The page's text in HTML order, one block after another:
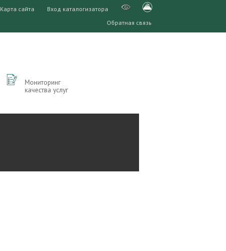
Вход каталогизатора
Карта сайта
Обратная связь
Мониторинг
качества услуг